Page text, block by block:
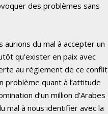
des problèmes sans
du mal à accepter un
qu’exister en paix avec
au règlement de ce conflit
problème quant à l’attitude
d’un million d’Arabes
mal à nous identifier avec la